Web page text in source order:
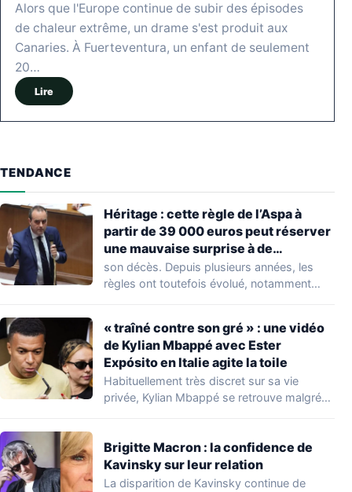
Alors que l'Europe continue de subir des épisodes
de chaleur extrême, un drame s'est produit aux
Canaries. À Fuerteventura, un enfant de seulement
20…
Lire
TENDANCE
Héritage : cette règle de l’Aspa à
partir de 39 000 euros peut réserver
une mauvaise surprise à de
nombreuses familles
son décès. Depuis plusieurs années, les
règles ont toutefois évolué, notamment
« traîné contre son gré » : une vidéo
de Kylian Mbappé avec Ester
Expósito en Italie agite la toile
Habituellement très discret sur sa vie
privée, Kylian Mbappé se retrouve malgré
Brigitte Macron : la confidence de
Kavinsky sur leur relation
La disparition de Kavinsky continue de